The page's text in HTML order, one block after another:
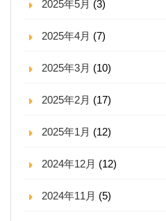
2025年5月 (3)
2025年4月 (7)
2025年3月 (10)
2025年2月 (17)
2025年1月 (12)
2024年12月 (12)
2024年11月 (5)